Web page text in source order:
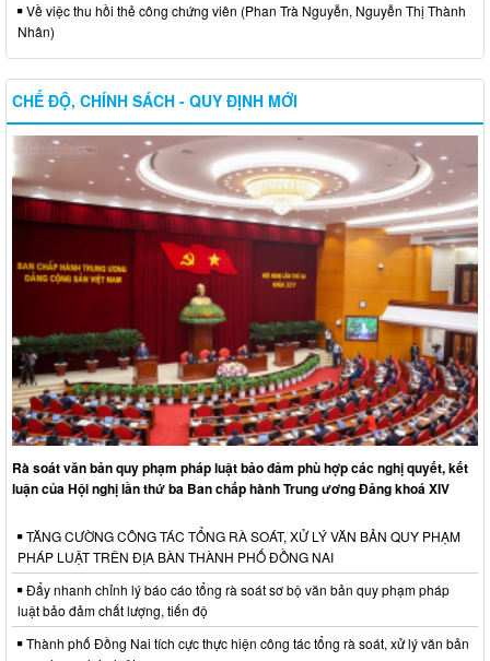
Về việc thu hồi thẻ công chứng viên (Phan Trà Nguyễn, Nguyễn Thị Thành
Nhân)
CHẾ ĐỘ, CHÍNH SÁCH - QUY ĐỊNH MỚI
Rà soát văn bản quy phạm pháp luật bảo đảm phù hợp các nghị quyết, kết
luận của Hội nghị lần thứ ba Ban chấp hành Trung ương Đảng khoá XIV
TĂNG CƯỜNG CÔNG TÁC TỔNG RÀ SOÁT, XỬ LÝ VĂN BẢN QUY PHẠM
PHÁP LUẬT TRÊN ĐỊA BÀN THÀNH PHỐ ĐỒNG NAI
Đẩy nhanh chỉnh lý báo cáo tổng rà soát sơ bộ văn bản quy phạm pháp
luật bảo đảm chất lượng, tiến độ
Thành phố Đồng Nai tích cực thực hiện công tác tổng rà soát, xử lý văn bản